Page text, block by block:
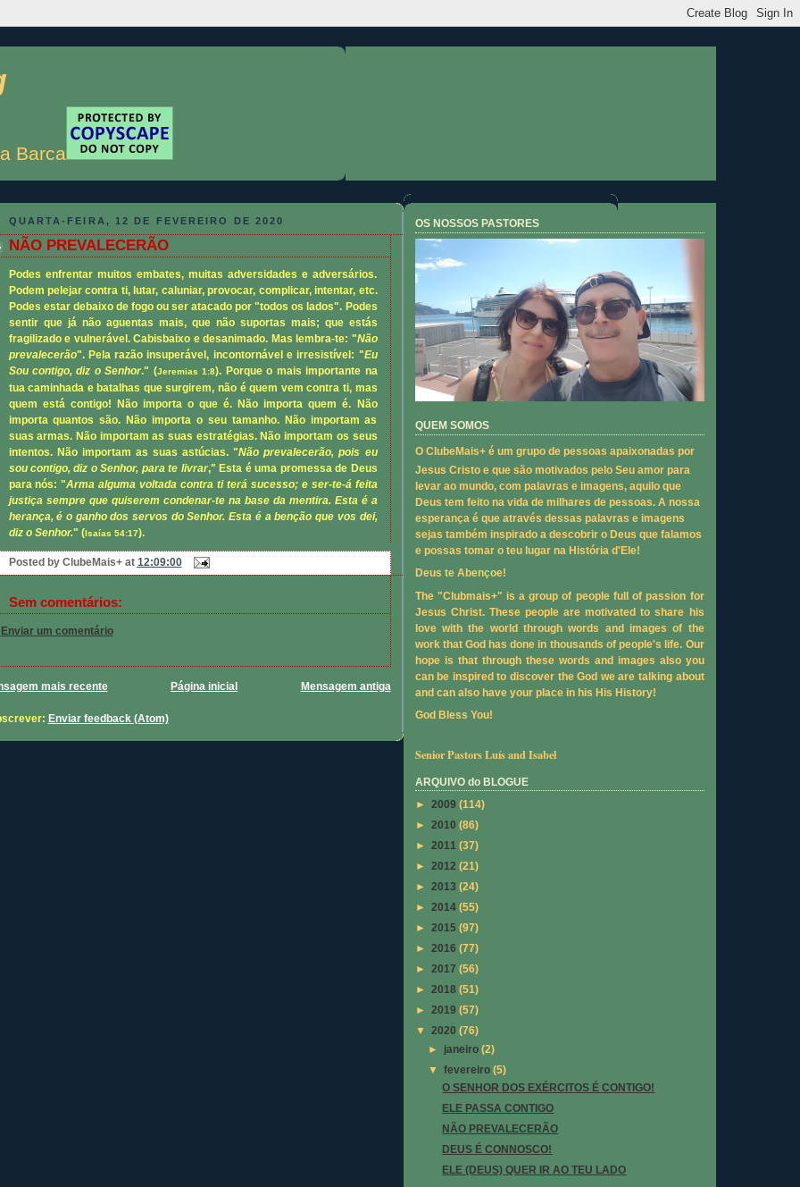
Barca
QUARTA-FEIRA, 12 DE FEVEREIRO DE 2020
NÃO PREVALECERÃO
Podes enfrentar muitos embates, muitas adversidades e adversários.
Podem pelejar contra ti, lutar, caluniar, provocar, complicar, intentar, etc.
Podes estar debaixo de fogo ou ser atacado por "todos os lados". Podes
sentir que já não aguentas mais, que não suportas mais; que estás
fragilizado e vulnerável. Cabisbaixo e desanimado. Mas lembra-te: "Não
prevalecerão". Pela razão insuperável, incontornável e irresistível: "Eu
Sou contigo, diz o Senhor." (Jeremias 1:8). Porque o mais importante na
tua caminhada e batalhas que surgirem, não é quem vem contra ti, mas
quem está contigo! Não importa o que é. Não importa quem é. Não
importa quantos são. Não importa o seu tamanho. Não importam as
suas armas. Não importam as suas estratégias. Não importam os seus
intentos. Não importam as suas astúcias. "Não prevalecerão, pois eu
sou contigo, diz o Senhor, para te livrar," Esta é uma promessa de Deus
para nós: "Arma alguma voltada contra ti terá sucesso; e ser-te-á feita
justiça sempre que quiserem condenar-te na base da mentira. Esta é a
herança, é o ganho dos servos do Senhor. Esta é a benção que vos dei,
diz o Senhor." (Isaías 54:17).
Posted by ClubeMais+ at 12:09:00
Sem comentários:
Enviar um comentário
mais recente Mensagem antiga
Página inicial
Enviar feedback (Atom)
OS NOSSOS PASTORES
QUEM SOMOS
O ClubeMais+ é um grupo de pessoas apaixonadas por
Jesus Cristo e que são motivados pelo Seu amor para
levar ao mundo, com palavras e imagens, aquilo que
Deus tem feito na vida de milhares de pessoas. A nossa
esperança é que através dessas palavras e imagens
sejas também inspirado a descobrir o Deus que falamos
e possas tomar o teu lugar na História d'Ele!
Deus te Abençoe!
The "Clubmais+" is a group of people full of passion for
Jesus Christ. These people are motivated to share his
love with the world through words and images of the
work that God has done in thousands of people's life. Our
hope is that through these words and images also you
can be inspired to discover the God we are talking about
and can also have your place in his His History!
God Bless You!
Senior Pastors Luís and Isabel
ARQUIVO do BLOGUE
► 2009 (114)
► 2010 (86)
► 2011 (37)
► 2012 (21)
► 2013 (24)
► 2014 (55)
► 2015 (97)
► 2016 (77)
► 2017 (56)
► 2018 (51)
► 2019 (57)
▼ 2020 (76)
► janeiro(2)
▼fevereiro(5)
O SENHOR DOS EXÉRCITOS É CONTIGO!
ELE PASSA CONTIGO
NÃO PREVALECERÃO
DEUS É CONNOSCO!
ELE (DEUS) QUER IR AO TEU LADO